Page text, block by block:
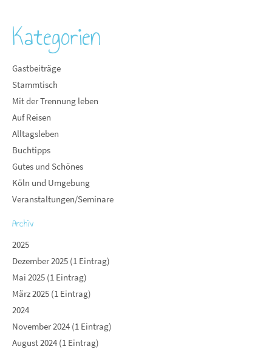
Kategorien
Gastbeiträge
Stammtisch
Mit der Trennung leben
Auf Reisen
Alltagsleben
Buchtipps
Gutes und Schönes
Köln und Umgebung
Veranstaltungen/Seminare
Archiv
2025
Dezember 2025 (1 Eintrag)
Mai 2025 (1 Eintrag)
März 2025 (1 Eintrag)
2024
November 2024 (1 Eintrag)
August 2024 (1 Eintrag)